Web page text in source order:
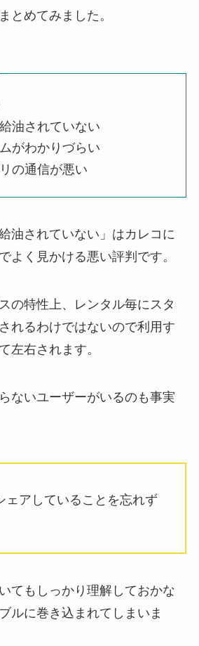
とめてみました。
油されていない
がわかりづらい
の通信が悪い
油されていない」はカレコに
よく見かける悪い評判です。
の特性上、レンタル毎にスタ
れるわけではないので利用す
左右されます。
ないユーザーがいるのも事実
ェアしていることを忘れず
てもしっかり理解しておかな
ルに巻き込まれてしまいま